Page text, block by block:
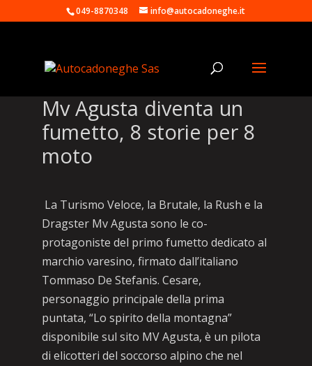
049-8870348 info@autocadoneghe.it
Mv Agusta diventa un
fumetto, 8 storie per 8
moto
La Turismo Veloce, la Brutale, la Rush e la
Dragster Mv Agusta sono le co-
protagoniste del primo fumetto dedicato al
marchio varesino, firmato dall’italiano
Tommaso De Stefanis. Cesare,
personaggio principale della prima
puntata, “Lo spirito della montagna”
disponibile sul sito MV Agusta, è un pilota
di elicotteri del soccorso alpino che nel